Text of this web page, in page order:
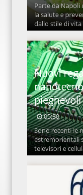
Parte da Napoli
la salute e
dallo stile di vita
Nuovi
pieghevoli
05:30
Sono recenti le
estremorientali
televisori e